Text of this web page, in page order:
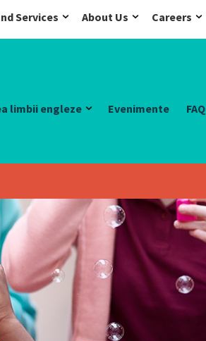
Services About Us Careers
limbii engleze Evenimente FAQ